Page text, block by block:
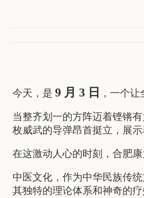
今天，是9 月 3 日 ，一个
当整齐划一的方阵迈着铿锵
枚威武的导弹昂首挺立，展
在这激动人心的时刻，合肥
中医文化，作为中华民族传
其独特的理论体系和神奇的